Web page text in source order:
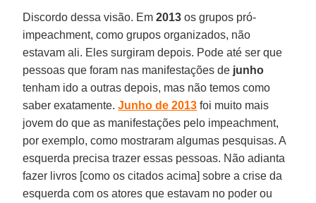
Discordo dessa visão. Em2013 os grupos pró-
impeachment, como grupos organizados, não
estavam ali. Eles surgiram depois. Pode até ser que
pessoas que foram nas manifestações de junho
tenham ido a outras depois, mas não temos como
saber exatamente.Junho de 2013 foi muito mais
jovem do que as manifestações pelo impeachment,
por exemplo, como mostraram algumas pesquisas. A
esquerda precisa trazer essas pessoas. Não adianta
fazer livros [como os citados acima] sobre a crise da
esquerda com os atores que estavam no poder ou